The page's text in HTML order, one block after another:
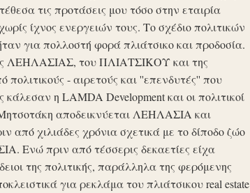
τις προτάσεις μου τόσο στην εταιρία
ίχνος ενεργειών τους. Το σχέδιο πολιτικών
για πολλοστή φορά πλιάτσικο και προδοσία.
ΛΕΗΛΑΣΙΑΣ, του ΠΛΙΑΤΣΙΚΟΥ και της
- αιρετούς και ''επενδυτές'' που
η LAMDA Development και οι πολιτικοί
αποδεικνύεται ΛΕΗΛΑΣΙΑ και
από χιλιάδες χρόνια σχετικά με το δίποδο ζώο
Ενώ πριν από τέσσερις δεκαετίες είχα
της πολιτικής, παράλληλα της φερόμενης
για ρεκλάμα του πλιάτσικου real estate